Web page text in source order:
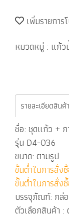
เพิ่มรายการ
หมวดหมู่ : แก้ว
รายละเอียดสินค้า
ชื่อ: ชุดแก้ว + ก
รุ่น D4-036
ขนาด: ตามรูป
ขั้นต่ำในการสั่
ขั้นต่ำในการสั่
บรรจุภัณฑ์: กล่
ตัวเลือกสินค้า :